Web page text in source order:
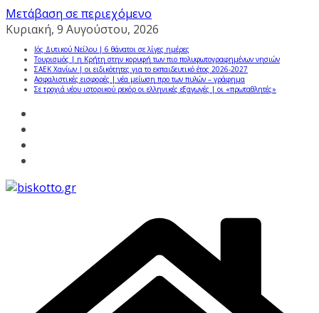
Μετάβαση σε περιεχόμενο
Κυριακή, 9 Αυγούστου, 2026
Ιός Δυτικού Νείλου | 6 θάνατοι σε λίγες ημέρες
Τουρισμός | η Κρήτη στην κορυφή των πιο πολυφωτογραφημένων νησιών
ΣΑΕΚ Χανίων | οι ειδικότητες για το εκπαιδευτικό έτος 2026-2027
Ασφαλιστικές εισφορές | νέα μείωση προ των πυλών – γράφημα
Σε τροχιά νέου ιστορικού ρεκόρ οι ελληνικές εξαγωγές | οι «πρωταθλητές»